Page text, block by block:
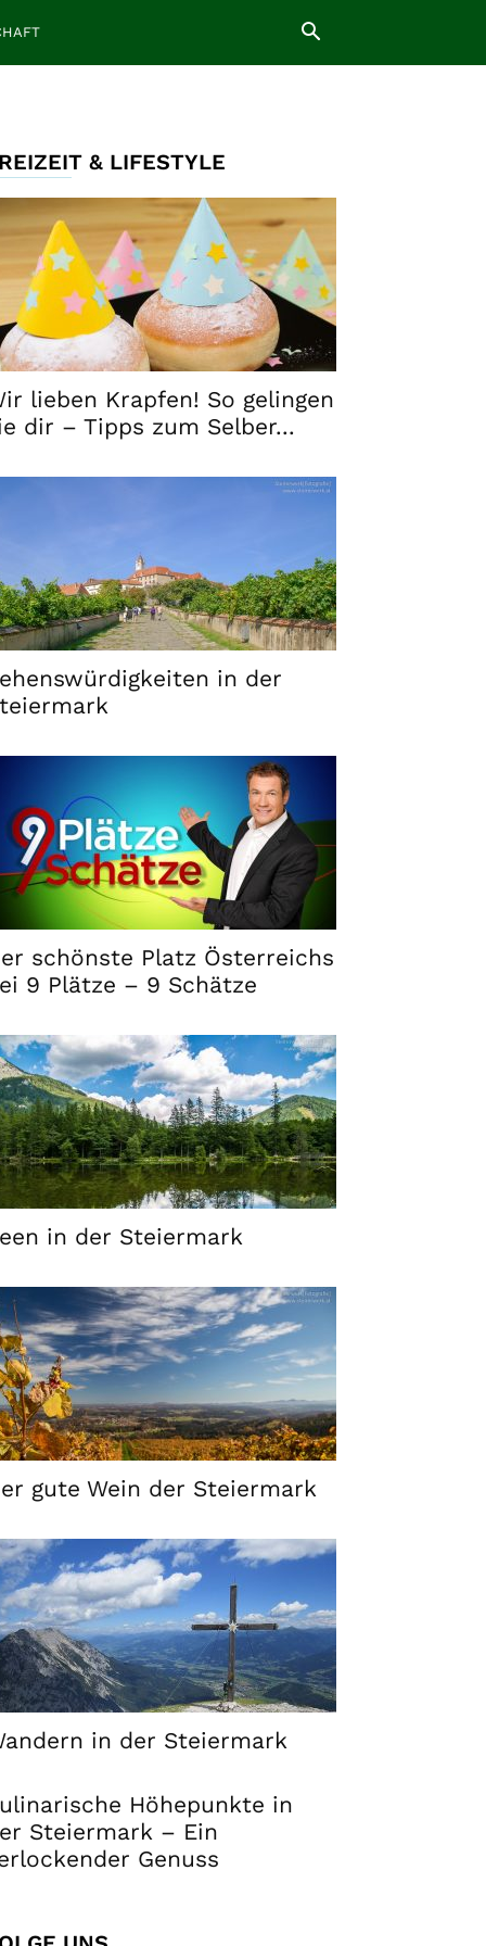
& LIFESTYLE
lieben Krapfen! So gelingen
dir – Tipps zum Selber...
in der
schönste Platz Österreichs
9 Plätze – 9 Schätze
in der Steiermark
gute Wein der Steiermark
in der Steiermark
Höhepunkte in
Steiermark – Ein
Genuss